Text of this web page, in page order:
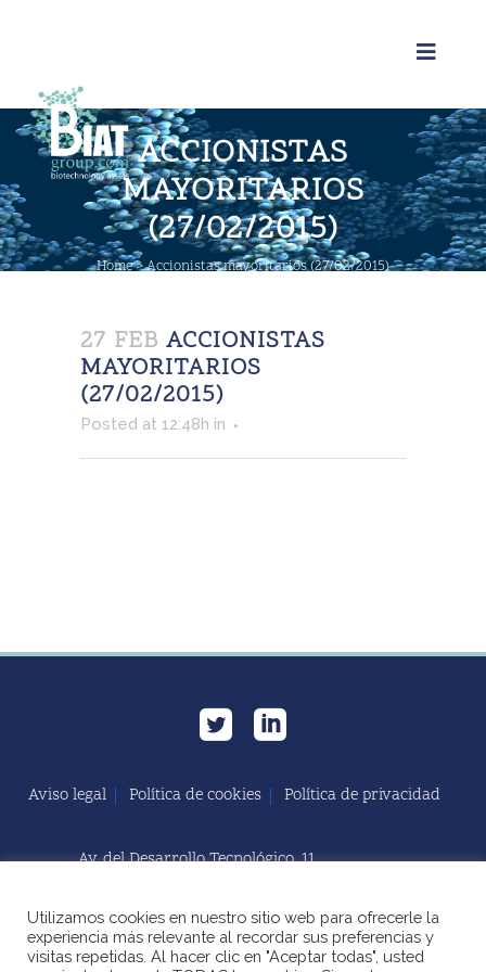
ACCIONISTAS
MAYORITARIOS
(27/02/2015)
Home>Accionistas mayoritarios (27/02/2015)
27 FEB ACCIONISTAS
MAYORITARIOS
(27/02/2015)
Posted at 12:48h in
Aviso legal Política de cookies Política de privacidad
Av. del Desarrollo Tecnológico, 11
+34 856 060 603
Utilizamos cookies en nuestro sitio web para ofrecerle la
experiencia más relevante al recordar sus preferencias y
visitas repetidas. Al hacer clic en "Aceptar todas", usted